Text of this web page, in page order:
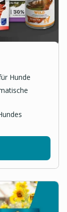
Hunde